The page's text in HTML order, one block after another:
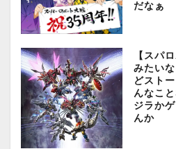
だなぁ
【スパ
みたい
どスト
んなこ
ジラか
んか